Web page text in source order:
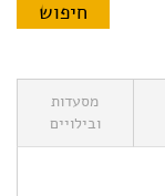
מסעדות
ובילויים